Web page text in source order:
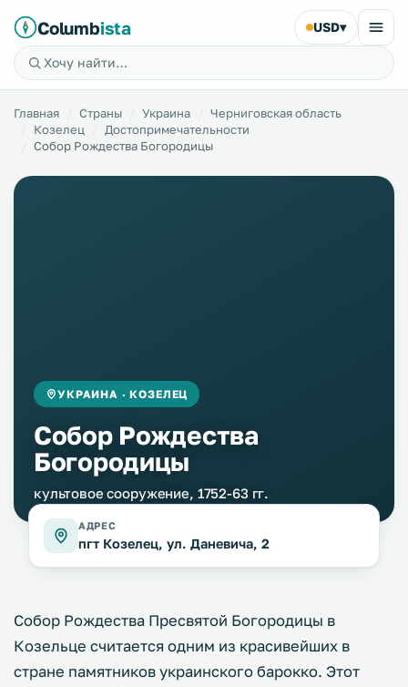
Columbista USD▾
Главная Страны Украина
Черниговская область
Козелец
Достопримечательности
Собор Рождества Богородицы
УКРАИНА · КОЗЕЛЕЦ
Собор Рождества
Богородицы
культовое сооружение, 1752-63 гг.
АДРЕС
пгт Козелец, ул. Даневича, 2
Собор Рождества Пресвятой Богородицы в
Козельце считается одним из красивейших в
стране памятников украинского барокко. Этот